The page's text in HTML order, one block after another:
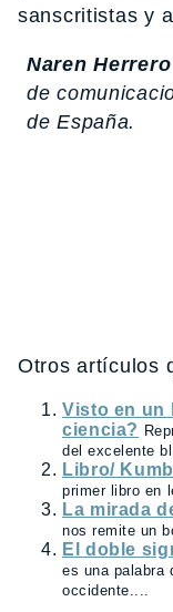
sanscritistas y
Naren Herrero
de
de España.
Otros artículos
Visto en un
ciencia?
del excelente
Libro/
primer libro en
La mirada
nos remite un
El doble
es una palabra
occidente....